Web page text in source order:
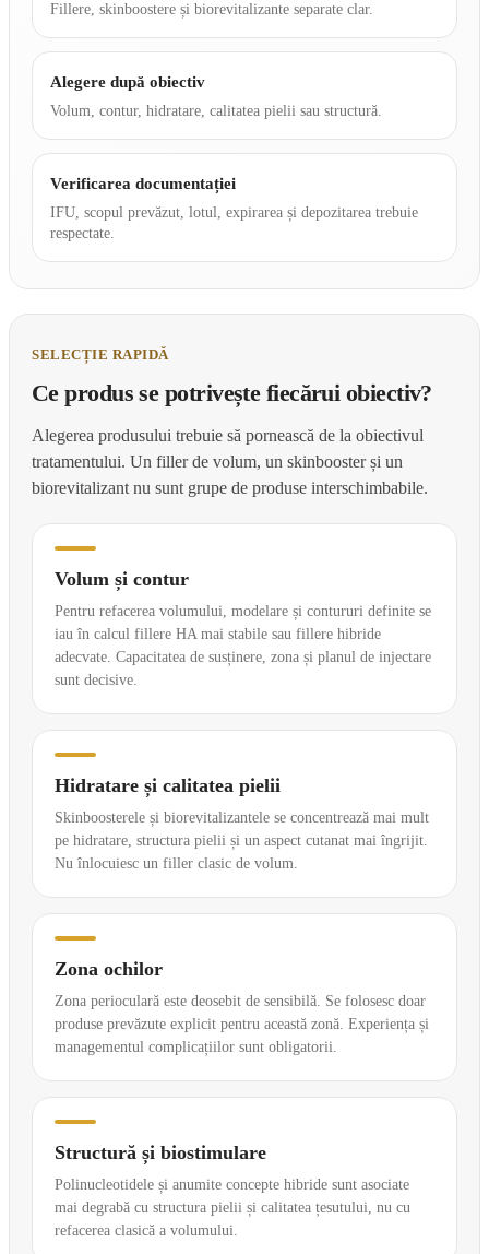
Fillere, skinboostere și biorevitalizante separate clar.
Alegere după obiectiv
Volum, contur, hidratare, calitatea pielii sau structură.
Verificarea documentației
IFU, scopul prevăzut, lotul, expirarea și depozitarea trebuie
respectate.
SELECȚIE RAPIDĂ
Ce produs se potrivește fiecărui obiectiv?
Alegerea produsului trebuie să pornească de la obiectivul
tratamentului. Un filler de volum, un skinbooster și un
biorevitalizant nu sunt grupe de produse interschimbabile.
Volum și contur
Pentru refacerea volumului, modelare și contururi definite se
iau în calcul fillere HA mai stabile sau fillere hibride
adecvate. Capacitatea de susținere, zona și planul de injectare
sunt decisive.
Hidratare și calitatea pielii
Skinboosterele și biorevitalizantele se concentrează mai mult
pe hidratare, structura pielii și un aspect cutanat mai îngrijit.
Nu înlocuiesc un filler clasic de volum.
Zona ochilor
Zona perioculară este deosebit de sensibilă. Se folosesc doar
produse prevăzute explicit pentru această zonă. Experiența și
managementul complicațiilor sunt obligatorii.
Structură și biostimulare
Polinucleotidele și anumite concepte hibride sunt asociate
mai degrabă cu structura pielii și calitatea țesutului, nu cu
refacerea clasică a volumului.